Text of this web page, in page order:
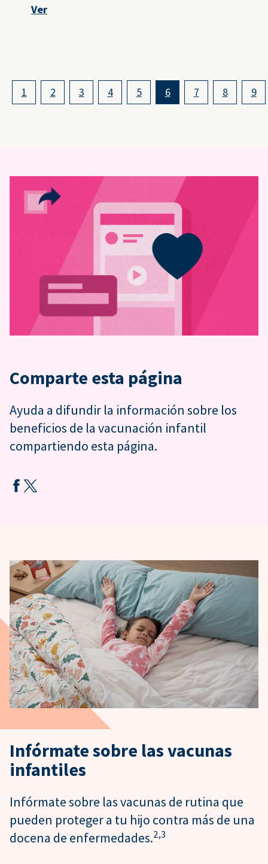
Ver
1 2 3 4 5 6 7 8 9
Comparte esta página
Ayuda a difundir la información sobre los
beneficios de la vacunación infantil
compartiendo esta página.
Infórmate sobre las vacunas
infantiles
Infórmate sobre las vacunas de rutina que
pueden proteger a tu hijo contra más de una
docena de enfermedades.2,3